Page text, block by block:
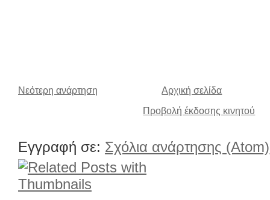
Νεότερη ανάρτηση
Αρχική σελίδα
Προβολή έκδοσης κινητού
Εγγραφή σε: Σχόλια ανάρτησης (Atom)